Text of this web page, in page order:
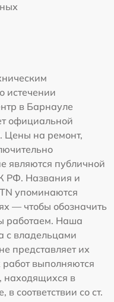
истечении
в Барнауле
официальной
Цены на ремонт,
являются публичной
РФ. Названия и
упоминаются
— чтобы обозначить
работаем. Наша
с владельцами
представляет их
выполняются
находящихся в
соответствии со ст.